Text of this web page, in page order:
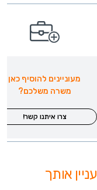
מעוניינים להוסיף כאן
משרה משלכם?
צרו איתנו קשר!